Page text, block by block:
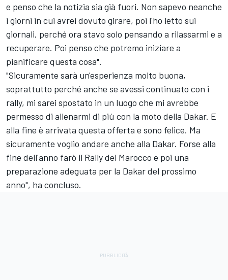
e penso che la notizia sia già fuori. Non sapevo neanche
i giorni in cui avrei dovuto girare, poi l'ho letto sui
giornali, perché ora stavo solo pensando a rilassarmi e a
recuperare. Poi penso che potremo iniziare a
pianificare questa cosa".
"Sicuramente sarà un'esperienza molto buona,
soprattutto perché anche se avessi continuato con i
rally, mi sarei spostato in un luogo che mi avrebbe
permesso di allenarmi di più con la moto della Dakar. E
alla fine è arrivata questa offerta e sono felice. Ma
sicuramente voglio andare anche alla Dakar. Forse alla
fine dell'anno farò il Rally del Marocco e poi una
preparazione adeguata per la Dakar del prossimo
anno", ha concluso.